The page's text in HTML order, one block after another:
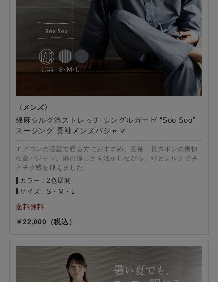
綿麻シルク混ストレッチ シングルガーゼ “Soo Soo”
スージング 長袖メンズパジャマ
エアコンの寝室で寝る方におすすめ。長袖・長ズボンの爽快
な夏パジャマ。麻の涼しさを活かしながら、綿とシルクでチ
クチク感を抑えました。
カラー：2色展開
サイズ：S・M・L
22,000